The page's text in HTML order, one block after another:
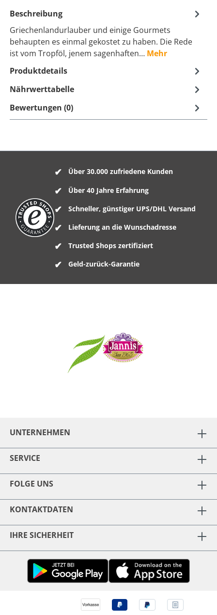
Beschreibung
Griechenlandurlauber und einige Gourmets
behaupten es einmal gekostet zu haben. Die Rede
ist vom Tropföl, jenem sagenhaften… Mehr
Produktdetails
Nährwerttabelle
Bewertungen (0)
Über 30.000 zufriedene Kunden
Über 40 Jahre Erfahrung
Schneller, günstiger UPS/DHL Versand
Lieferung an die Wunschadresse
Trusted Shops zertifiziert
Geld-zurück-Garantie
UNTERNEHMEN
SERVICE
FOLGE UNS
KONTAKTDATEN
IHRE SICHERHEIT